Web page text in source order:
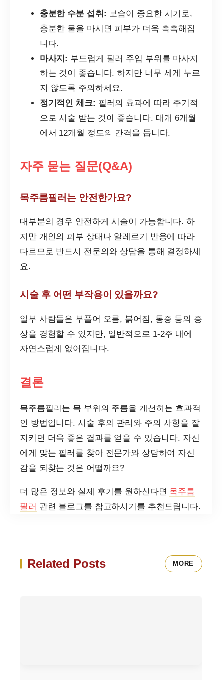
충분한 수분 섭취: 보습이 중요한 시기로,
충분한 물을 마시면 피부가 더욱 촉촉해집
니다.
마사지: 부드럽게 필러 주입 부위를 마사지
하는 것이 좋습니다. 하지만 너무 세게 누르
지 않도록 주의하세요.
정기적인 체크: 필러의 효과에 따라 주기적
으로 시술 받는 것이 좋습니다. 대개 6개월
에서 12개월 정도의 간격을 둡니다.
자주 묻는 질문(Q&A)
목주름필러는 안전한가요?
대부분의 경우 안전하게 시술이 가능합니다. 하
지만 개인의 피부 상태나 알레르기 반응에 따라
다르므로 반드시 전문의와 상담을 통해 결정하세
요.
시술 후 어떤 부작용이 있을까요?
일부 사람들은 부풀어 오름, 붉어짐, 통증 등의 증
상을 경험할 수 있지만, 일반적으로 1-2주 내에
자연스럽게 없어집니다.
결론
목주름필러는 목 부위의 주름을 개선하는 효과적
인 방법입니다. 시술 후의 관리와 주의 사항을 잘
지키면 더욱 좋은 결과를 얻을 수 있습니다. 자신
에게 맞는 필러를 찾아 전문가와 상담하여 자신
감을 되찾는 것은 어떨까요?
더 많은 정보와 실제 후기를 원하신다면 목주름
필러 관련 블로그를 참고하시기를 추천드립니다.
Related Posts MORE